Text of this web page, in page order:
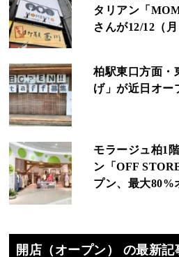
タリアン「
さんが12/12（
柏駅東口方面・
げ」が近日オー
モラージュ柏1
ン「OFF
プン、最大80%
開店（オープン） の最新記